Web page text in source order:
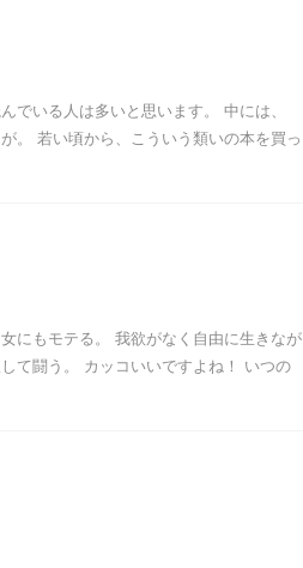
でいる人は多いと思います。 中には、
。 若い頃から、こういう類いの本を買っ
にもモテる。 我欲がなく自由に生きなが
て闘う。 カッコいいですよね！ いつの